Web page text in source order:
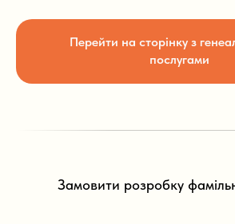
Перейти на сторінку з
послугами
Замовити розробку